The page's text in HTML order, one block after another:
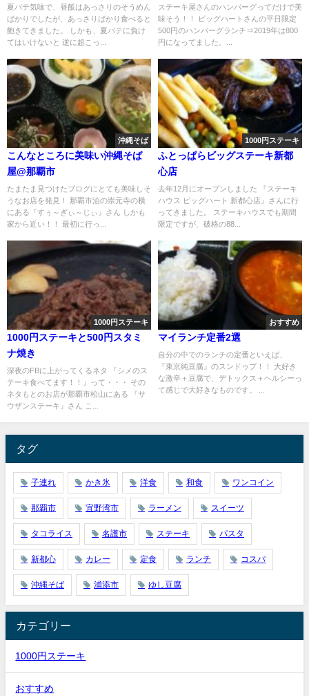
夏バテ気味で、昼飯はあっさりのそうめん
ばかりでしたが、あっさりばかり食べると
飽きてきました。 しかも、夏バテに負け
てはいけないと 逆に超こっ...
ステーキ屋さんのハンバーグってだけで美
味そう！！ ビッグハートさんの平日限定
500円のハンバーグランチ⇒2019年は800
円になってました。...
沖縄そば
こんなところに美味い沖縄そば
屋@那覇市
たまたま見つけたブログにとても美味しそ
うなお店を発見！ 那覇市泊の崇元寺の横
にある『すぅ～ぎぃ～じぃ』さん しかも
家から近い！！ 最初に行っ...
1000円ステーキ
ふとっぱらビッグステーキ新都
心店
去年12月にオープンしました 『ステーキ
ハウス ビッグハート 新都心店』さんに行
ってきました。 ステーキハウスでも期間
限定ですが、破格の88...
1000円ステーキ
1000円ステーキと500円スタミ
ナ焼き
深夜のFBに上がってくるネタ 『シメのス
テーキ食べてます！！』って・・・ その
ネタもとのお店が那覇市松山にある 『サ
ウザンステーキ』さん こ...
おすすめ
マイランチ定番2選
自分の中でのランチの定番といえば、
『東京純豆腐』のスンドゥブ！！ 大好き
な激辛＋豆腐で、デトックス＋ヘルシーっ
て感じで大好きなものです。 ...
タグ
子連れ かき氷 洋食 和食 ワンコイン
那覇市 宜野湾市 ラーメン スイーツ
タコライス 名護市 ステーキ パスタ
新都心 カレー 定食 ランチ コスパ
沖縄そば 浦添市 ゆし豆腐
カテゴリー
1000円ステーキ
おすすめ